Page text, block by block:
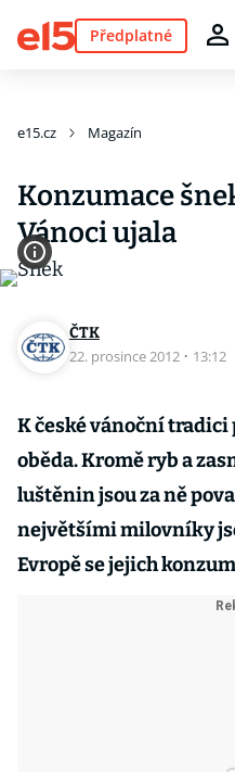
Předplatné
e15.cz Magazín
Konzumace
Vánoci ujala
ČTK
22. prosince 2012 · 13:12
K české vánoční
oběda. Kromě ryb a
luštěnin jsou za ně
největšími milovníky
Evropě se jejich